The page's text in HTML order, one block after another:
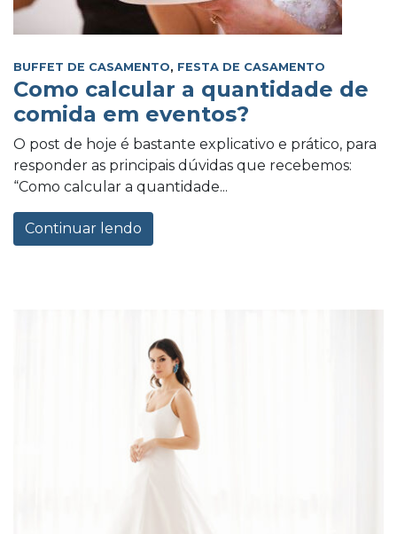
BUFFET DE CASAMENTO, FESTA DE CASAMENTO
Como calcular a quantidade de
comida em eventos?
O post de hoje é bastante explicativo e prático, para
responder as principais dúvidas que recebemos:
“Como calcular a quantidade...
Continuar lendo